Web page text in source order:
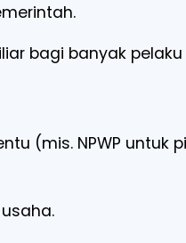
bagi banyak
(mis. NPWP untuk